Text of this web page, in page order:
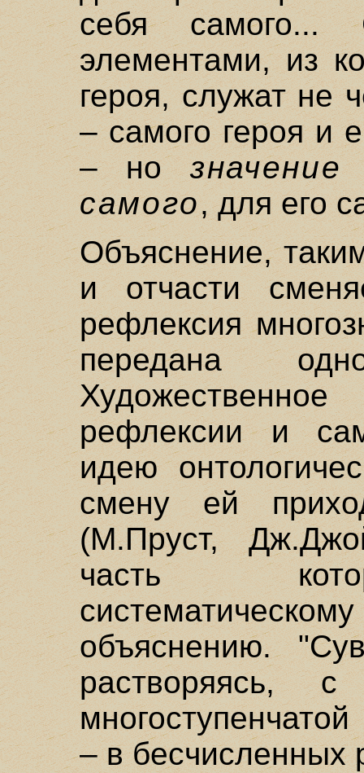
себя самого...
элементами, из
героя, служат не
– самого героя и
– нозначение
самого, для его
Объяснение,
и отчасти
рефлексия
передана
рефлексии и
идею
смену ей
(М.Пруст,
часть
объяснению.
растворяясь,
– в бесчисленных